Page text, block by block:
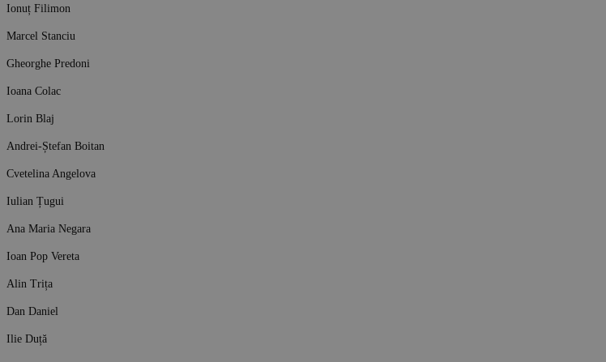
Ionuț Filimon
Marcel Stanciu
Gheorghe Predoni
Ioana Colac
Lorin Blaj
Andrei-Ștefan Boitan
Cvetelina Angelova
Iulian Țugui
Ana Maria Negara
Ioan Pop Vereta
Alin Trița
Dan Daniel
Ilie Duță